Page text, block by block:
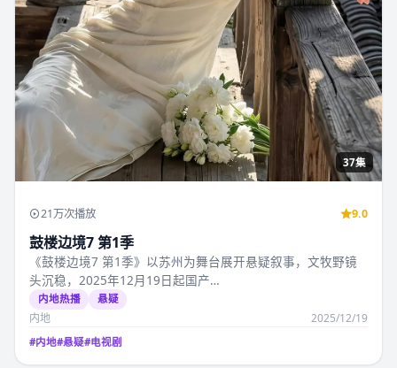
37集
21万次播放 9.0
鼓楼边境7 第1季
《鼓楼边境7 第1季》以苏州为舞台展开悬疑叙事，文牧野镜
头沉稳，2025年12月19日起国产…
内地热播 悬疑
内地 2025/12/19
#内地#悬疑#电视剧